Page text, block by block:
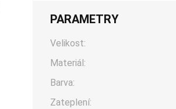
PARAMETRY
Velikost:
Materiál:
Barva:
Zateplení: